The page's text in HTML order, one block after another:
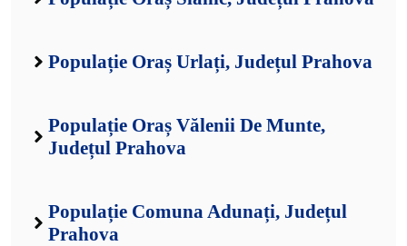
Populație Oraș Urlați, Județul Prahova
Populație Oraș Vălenii De Munte,
Județul Prahova
Populație Comuna Adunați, Județul
Prahova